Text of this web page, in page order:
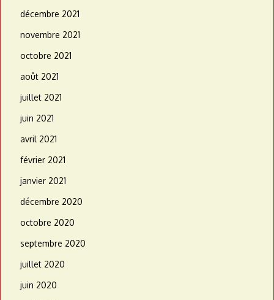
décembre 2021
novembre 2021
octobre 2021
août 2021
juillet 2021
juin 2021
avril 2021
février 2021
janvier 2021
décembre 2020
octobre 2020
septembre 2020
juillet 2020
juin 2020